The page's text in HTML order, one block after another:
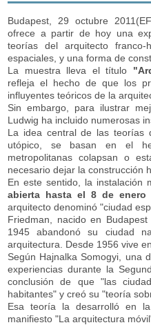
Budapest, 29 octubre
ofrece a partir de hoy una
teorías del arquitecto franco-
espaciales, y una forma de
La muestra lleva el título
refleja el hecho de que los
influyentes teóricos de la
Sin embargo, para ilustrar
Ludwig ha incluido numerosas
La idea central de las teorías
utópico, se basan en el
metropolitanas colapsan o
necesario dejar la construcción
En este sentido, la
abierta hasta el 8 de enero
arquitecto denominó "ciudad
Friedman, nacido en
1945 abandonó su ciudad
arquitectura. Desde 1956 vive
Según Hajnalka Somogyi, una
experiencias durante la
conclusión de que "las
habitantes" y creó su "teoría
Esa teoría la desarrolló en
manifiesto "La arquitectura